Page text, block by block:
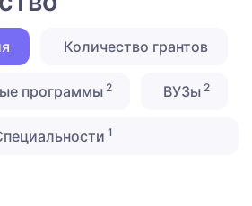
Количество грантов
программы2 ВУЗы2
1